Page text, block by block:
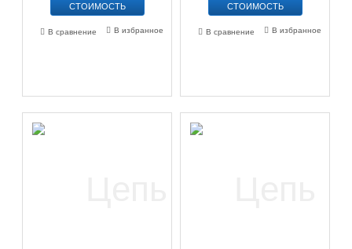
СТОИМОСТЬ
В избранное
В сравнение
СТОИМОСТЬ
В избранное
В сравнение